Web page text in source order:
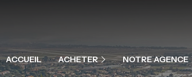
ACCUEIL ACHETER
APPARTEMENTS NOTRE AGENCE
NOTRE ÉQUIPE